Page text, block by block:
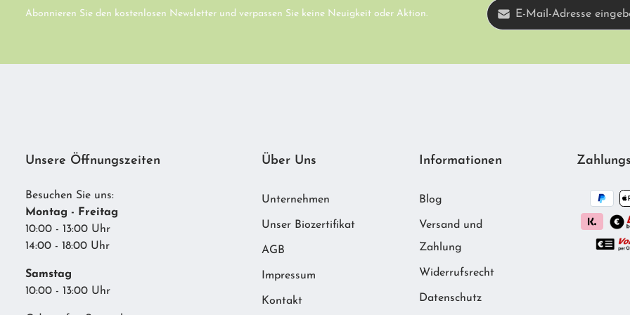
Abonnieren Sie den kostenlosen Newsletter und verpassen Sie keine Neuigkeit oder Aktion.
E-Mail-Adresse*
Unsere Öffnungszeiten
Besuchen Sie uns:
Montag - Freitag
10:00 - 13:00 Uhr
14:00 - 18:00 Uhr
Samstag
10:00 - 13:00 Uhr
Über Uns
Unternehmen
Unser Biozertifikat
AGB
Impressum
Kontakt
Informationen
Blog
Versand und
Zahlung
Widerrufsrecht
Datenschutz